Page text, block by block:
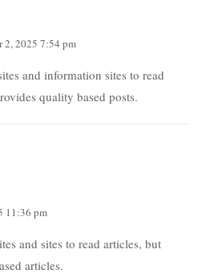
2, 2025 7:54 pm
and information sites to read
quality based posts.
11:36 pm
and sites to read articles, but
articles.